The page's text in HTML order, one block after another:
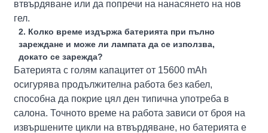
втвърдяване или да попречи на нанасянето на нов
гел.
2. Колко време издържа батерията при пълно
зареждане и може ли лампата да се използва,
докато се зарежда?
Батерията с голям капацитет от 15600 mAh
осигурява продължителна работа без кабел,
способна да покрие цял ден типична употреба в
салона. Точното време на работа зависи от броя на
извършените цикли на втвърдяване, но батерията е